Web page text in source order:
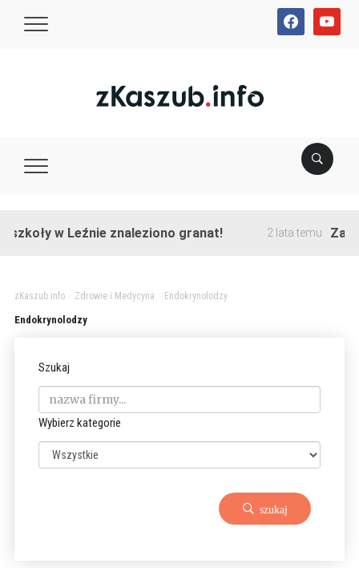
facebookyoutube
w Leźnie znaleziono granat! 2 lata temu
zKaszub.info> Zdrowie i Medycyna Endokrynolodzy
Endokrynolodzy
Szukaj
Wybierz kategorie
szukaj